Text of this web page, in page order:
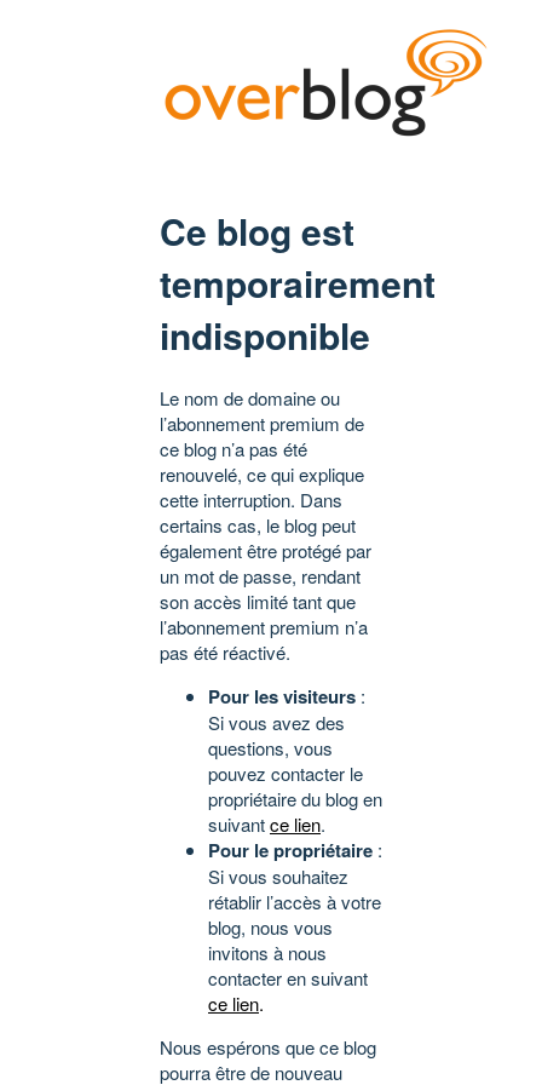
Ce blog est
temporairement
indisponible
Le nom de domaine ou
l’abonnement premium de
ce blog n’a pas été
renouvelé, ce qui explique
cette interruption. Dans
certains cas, le blog peut
également être protégé par
un mot de passe, rendant
son accès limité tant que
l’abonnement premium n’a
pas été réactivé.
Pour les visiteurs :
Si vous avez des
questions, vous
pouvez contacter le
propriétaire du blog en
suivantce lien.
Pour le propriétaire :
Si vous souhaitez
rétablir l’accès à votre
blog, nous vous
invitons à nous
contacter en suivant
ce lien.
Nous espérons que ce blog
pourra être de nouveau